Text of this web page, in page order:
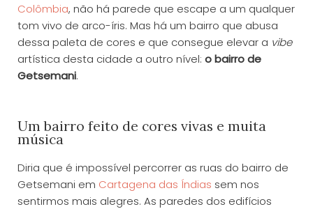
Colômbia, não há parede que escape a um qualquer
tom vivo de arco-íris. Mas há um bairro que abusa
dessa paleta de cores e que consegue elevar a vibe
artística desta cidade a outro nível: o bairro de
Getsemani.
Um bairro feito de cores vivas e muita
música
Diria que é impossível percorrer as ruas do bairro de
Getsemani em Cartagena das Índias sem nos
sentirmos mais alegres. As paredes dos edifícios